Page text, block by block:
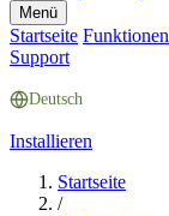
Menü
Startseite Funktionen
Support
Deutsch
Installieren
Startseite
/